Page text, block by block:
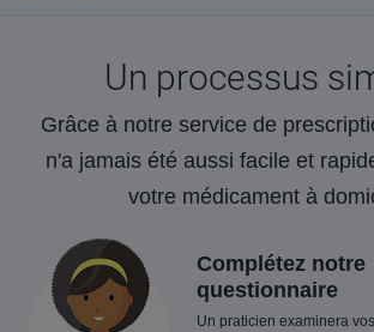
Un processus
Grâce à notre service de
n'a jamais été aussi facile et
votre médicament à
Complétez notre
questionnaire
Un praticien examinera